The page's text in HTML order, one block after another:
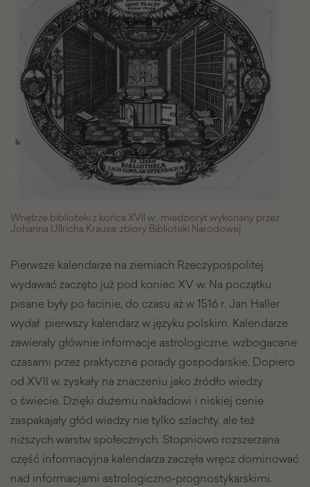
Wnętrze biblioteki z końca XVII w., miedzioryt wykonany przez
Johanna Ullricha Krausa; zbiory Biblioteki Narodowej
Pierwsze kalendarze na ziemiach Rzeczypospolitej
wydawać zaczęto już pod koniec XV w. Na początku
pisane były po łacinie, do czasu aż w 1516 r. Jan Haller
wydał pierwszy kalendarz w języku polskim. Kalendarze
zawierały głównie informacje astrologiczne, wzbogacane
czasami przez praktyczne porady gospodarskie. Dopiero
od XVII w. zyskały na znaczeniu jako źródło wiedzy
o świecie. Dzięki dużemu nakładowi i niskiej cenie
zaspakajały głód wiedzy nie tylko szlachty, ale też
niższych warstw społecznych. Stopniowo rozszerzana
część informacyjna kalendarza zaczęła wręcz dominować
nad informacjami astrologiczno-prognostykarskimi.